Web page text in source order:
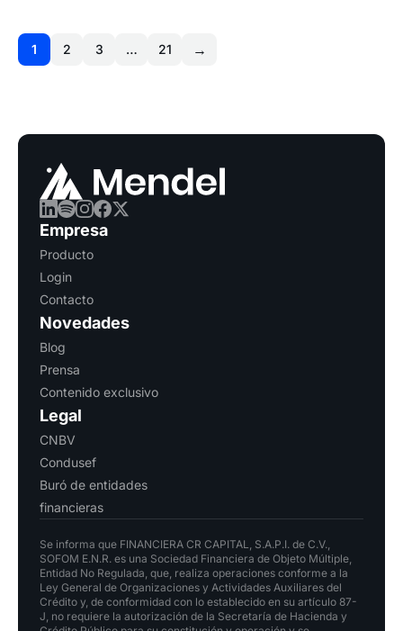
1 2 3 … 21 →
Empresa
Producto
Login
Contacto
Novedades
Blog
Prensa
Contenido exclusivo
Legal
CNBV
Condusef
Buró de entidades
financieras
Se informa que FINANCIERA CR CAPITAL, S.A.P.I. de C.V.,
SOFOM E.N.R. es una Sociedad Financiera de Objeto Múltiple,
Entidad No Regulada, que, realiza operaciones conforme a la
Ley General de Organizaciones y Actividades Auxiliares del
Crédito y, de conformidad con lo establecido en su artículo 87-
J, no requiere la autorización de la Secretaría de Hacienda y